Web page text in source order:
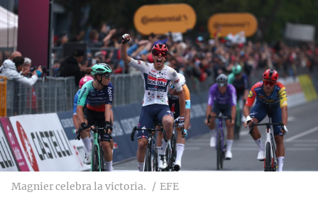
Magnier celebra la victoria. EFE